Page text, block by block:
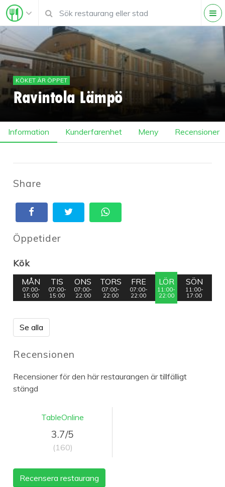
KÖKET ÄR ÖPPET
Ravintola Lämpö
Information Kunderfarenhet Meny Recensioner
Share
Öppetider
Kök
MÅN
07:00-
15:00
TIS
07:00-
15:00
ONS
07:00-
22:00
TORS
07:00-
22:00
FRE
07:00-
22:00
LÖR
11:00-
22:00
SÖN
11:00-
17:00
Se alla
Recensionen
Recensioner för den här restaurangen är tillfälligt
stängd
TableOnline
3.7/5
(160)
Recensera restaurang